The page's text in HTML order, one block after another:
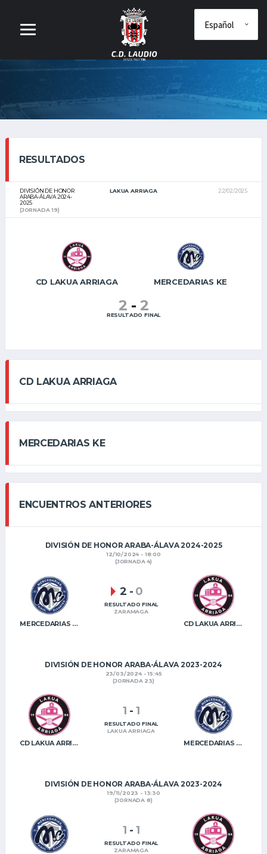
RESULTADOS
DIVISIÓN DE HONOR
ARABA-ÁLAVA 2024-
2025
LAKUA ARRIAGA 22/02/2025
(JORNADA 19)
CD LAKUA ARRIAGA MERCEDARIAS KE
2 - 2
RESULTADO FINAL
CD LAKUA ARRIAGA
MERCEDARIAS KE
ENCUENTROS ANTERIORES
DIVISIÓN DE HONOR ARABA-ÁLAVA 2024-2025
12/10/2024 - 18:00
(JORNADA 4)
MERCEDARIAS KE CD LAKUA ARRIAGA
2 - 0
RESULTADO FINAL
ZARAMAGA
DIVISIÓN DE HONOR ARABA-ÁLAVA 2023-2024
23/03/2024 - 15:45
(JORNADA 23)
CD LAKUA ARRIAGA MERCEDARIAS KE
1 - 1
RESULTADO FINAL
LAKUA ARRIAGA
DIVISIÓN DE HONOR ARABA-ÁLAVA 2023-2024
19/11/2023 - 13:30
(JORNADA 8)
1 - 1
RESULTADO FINAL
ZARAMAGA